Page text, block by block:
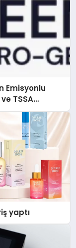
Emisyonlu
TSSA
yaptı